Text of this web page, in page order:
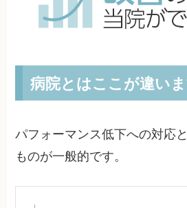
病院とはここが違い
パフォーマンス低下への対応
ものが一般的です。